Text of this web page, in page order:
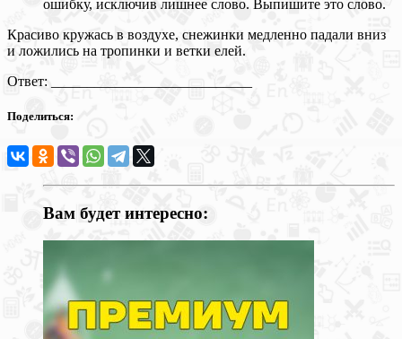
ошибку, исключив лишнее слово. Выпишите это слово.
Красиво кружась в воздухе, снежинки медленно падали вниз
и ложились на тропинки и ветки елей.
Ответ: ____________________________
Поделиться:
Вам будет интересно: